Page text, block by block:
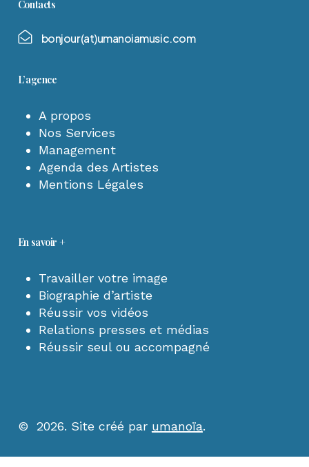
Contacts
bonjour(at)umanoiamusic.com
L’agence
A propos
Nos Services
Management
Agenda des Artistes
Mentions Légales
En savoir +
Travailler votre image
Biographie d’artiste
Réussir vos vidéos
Relations presses et médias
Réussir seul ou accompagné
© 2026. Site créé par umanoïa.